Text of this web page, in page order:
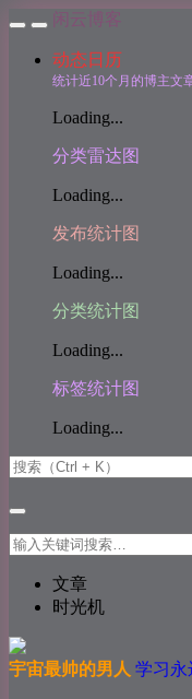
闲云博客
动态日历
统计近10个月的博主文
Loading...
分类雷达图
Loading...
发布统计图
Loading...
分类统计图
Loading...
标签统计图
Loading...
文章
时光机
宇宙最帅的男人 学习永